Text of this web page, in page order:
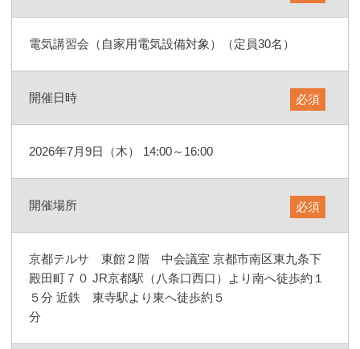
電気講習会（自家用電気設備対象）（定員30名）
必須
開催日時
2026年7月9日（木） 14:00～16:00
必須
開催場所
京都テルサ 東館２階 中会議室 京都市南区東九条下
殿田町７０ JR京都駅（八条口西口）より南へ徒歩約１
５分 近鉄 東寺駅より東へ徒歩約５
分